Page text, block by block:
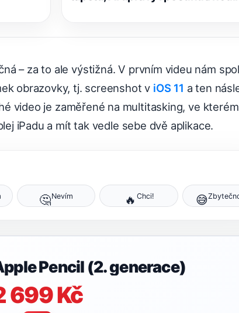
– za to ale výstižná. V prvním videu nám
obrazovky, tj. screenshot v iOS 11 a ten
video je zaměřené na multitasking, ve
iPadu a mít tak vedle sebe dvě aplikace.
🤔Nevím 🔥 Chci! 😅
Pencil (2. generace)
699 Kč